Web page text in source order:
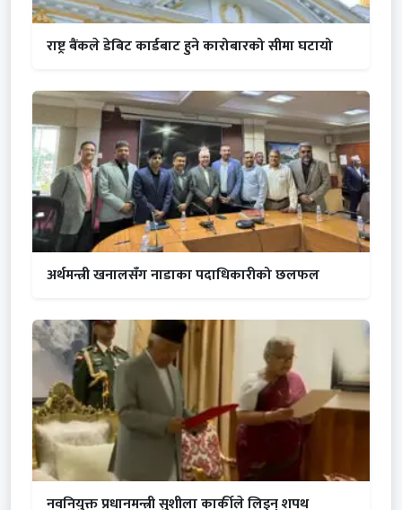
राष्ट्र बैंकले डेबिट कार्डबाट हुने कारोबारको सीमा घटायो
अर्थमन्त्री खनालसँग नाडाका पदाधिकारीको छलफल
नवनियुक्त प्रधानमन्त्री सुशीला कार्कीले लिइन् शपथ